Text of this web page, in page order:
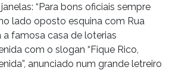
“Para bons oficiais sempre
lado oposto esquina com Rua
a famosa casa de loterias
com o slogan “Fique Rico,
anunciado num grande letreiro